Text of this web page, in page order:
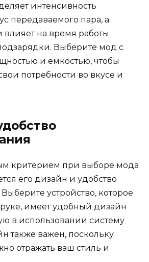
интенсивность
передаваемого пара, а
влияет на время работы
Выберите мод с
и ёмкостью, чтобы
потребности во вкусе и
критерием при выборе мода
его дизайн и удобство
устройство, которое
имеет удобный дизайн
в использовании систему
также важен, поскольку
отражать ваш стиль и